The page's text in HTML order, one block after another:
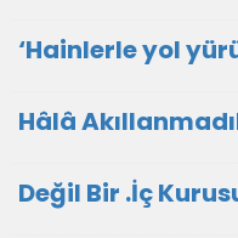
‘Hainlerle yol
Hâlâ
Değil Bir .İç